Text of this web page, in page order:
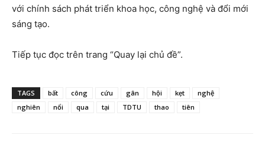
với chính sách phát triển khoa học, công nghệ và đổi mới
sáng tạo.
Tiếp tục đọc trên trang “Quay lại chủ đề”.
TAGS bất công cứu gân hội kẹt
nghệ
nghiên
nổi qua tại TDTU thao tiên